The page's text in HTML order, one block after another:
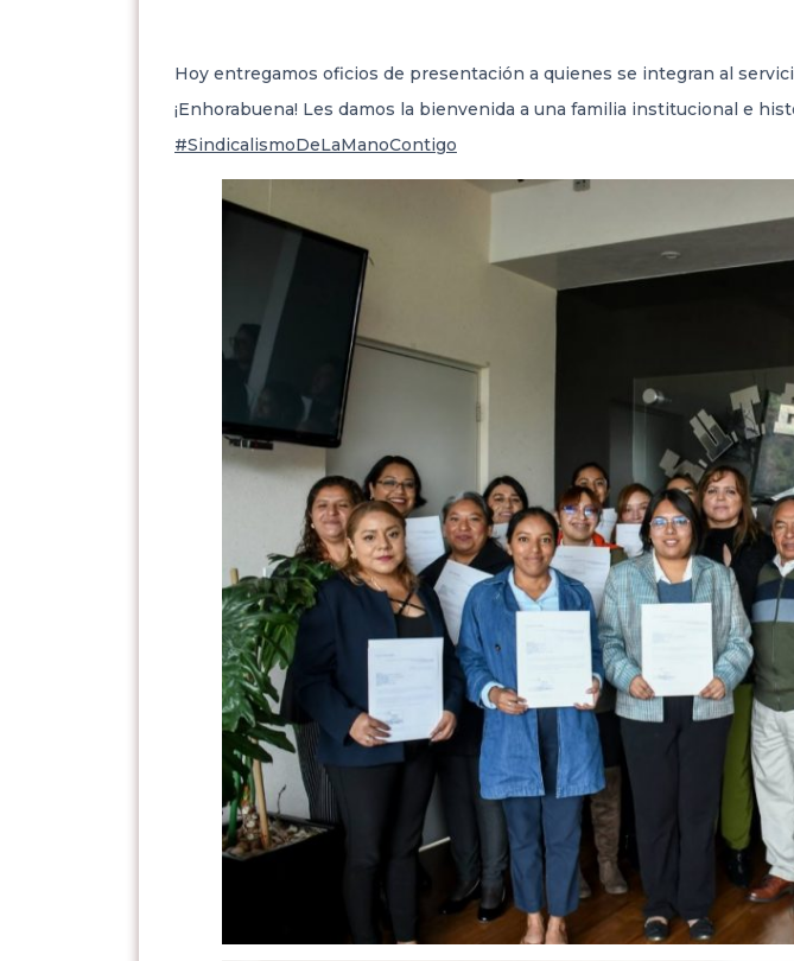
Hoy entregamos oficios de presentación a quienes se integran al
¡Enhorabuena! Les damos la bienvenida a una familia institucional e
#SindicalismoDeLaManoContigo